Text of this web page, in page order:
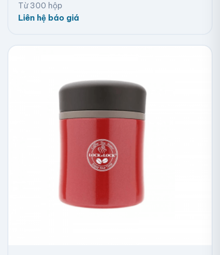
Từ 300 hộp
Liên hệ báo giá